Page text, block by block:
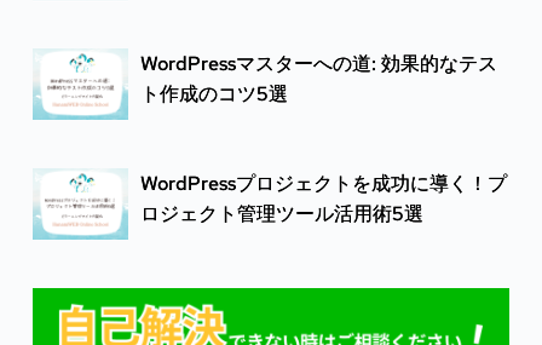
WordPressマスターへの道: 効果的なテス
ト作成のコツ5選
WordPressプロジェクトを成功に導く！プ
ロジェクト管理ツール活用術5選